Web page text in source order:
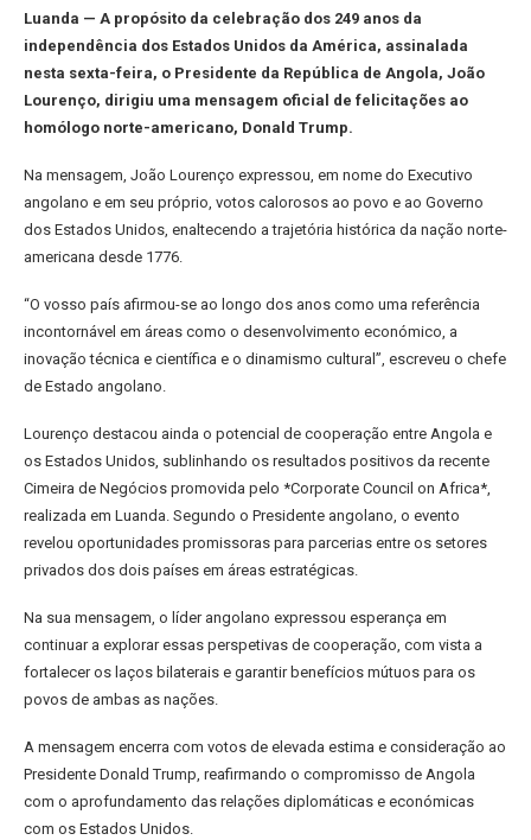
Luanda — A propósito da celebração dos 249 anos da
independência dos Estados Unidos da América, assinalada
nesta sexta-feira, o Presidente da República de Angola, João
Lourenço, dirigiu uma mensagem oficial de felicitações ao
homólogo norte-americano, Donald Trump.
Na mensagem, João Lourenço expressou, em nome do Executivo
angolano e em seu próprio, votos calorosos ao povo e ao Governo
dos Estados Unidos, enaltecendo a trajetória histórica da nação norte-
americana desde 1776.
“O vosso país afirmou-se ao longo dos anos como uma referência
incontornável em áreas como o desenvolvimento económico, a
inovação técnica e científica e o dinamismo cultural”, escreveu o chefe
de Estado angolano.
Lourenço destacou ainda o potencial de cooperação entre Angola e
os Estados Unidos, sublinhando os resultados positivos da recente
Cimeira de Negócios promovida pelo *Corporate Council on Africa*,
realizada em Luanda. Segundo o Presidente angolano, o evento
revelou oportunidades promissoras para parcerias entre os setores
privados dos dois países em áreas estratégicas.
Na sua mensagem, o líder angolano expressou esperança em
continuar a explorar essas perspetivas de cooperação, com vista a
fortalecer os laços bilaterais e garantir benefícios mútuos para os
povos de ambas as nações.
A mensagem encerra com votos de elevada estima e consideração ao
Presidente Donald Trump, reafirmando o compromisso de Angola
com o aprofundamento das relações diplomáticas e económicas
com os Estados Unidos.